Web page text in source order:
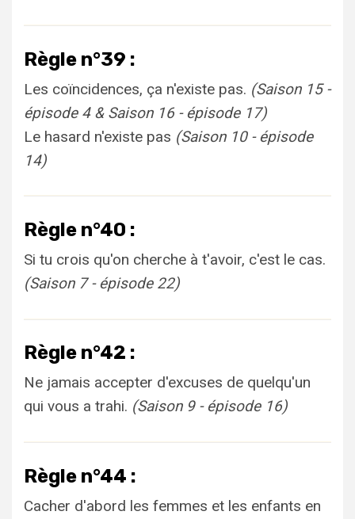
Règle n°39 :
Les coïncidences, ça n'existe pas. (Saison 15 -
épisode 4 & Saison 16 - épisode 17)
Le hasard n'existe pas (Saison 10 - épisode
14)
Règle n°40 :
Si tu crois qu'on cherche à t'avoir, c'est le cas.
(Saison 7 - épisode 22)
Règle n°42 :
Ne jamais accepter d'excuses de quelqu'un
qui vous a trahi. (Saison 9 - épisode 16)
Règle n°44 :
Cacher d'abord les femmes et les enfants en